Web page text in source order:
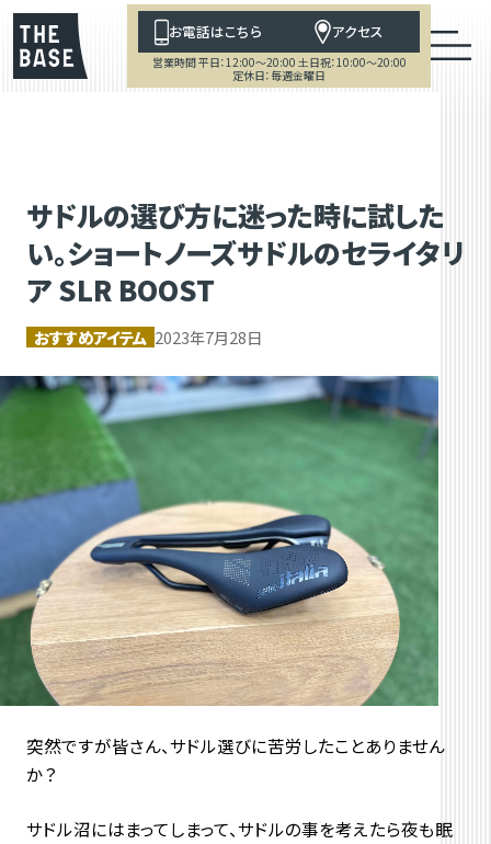
お電話はこちら アクセス
営業時間 平日：12:00～20:00 土日祝：10:00～20:00
定休日：毎週金曜日
サドルの選び方に迷った時に試した
い。ショートノーズサドルのセライタリ
ア SLR BOOST
おすすめアイテム 2023年7月28日
突然ですが皆さん、サドル選びに苦労したことありません
か？
サドル沼にはまってしまって、サドルの事を考えたら夜も眠